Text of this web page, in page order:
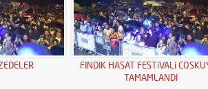
FINDIK HASAT FESTiVALi
TAMAMLANDI